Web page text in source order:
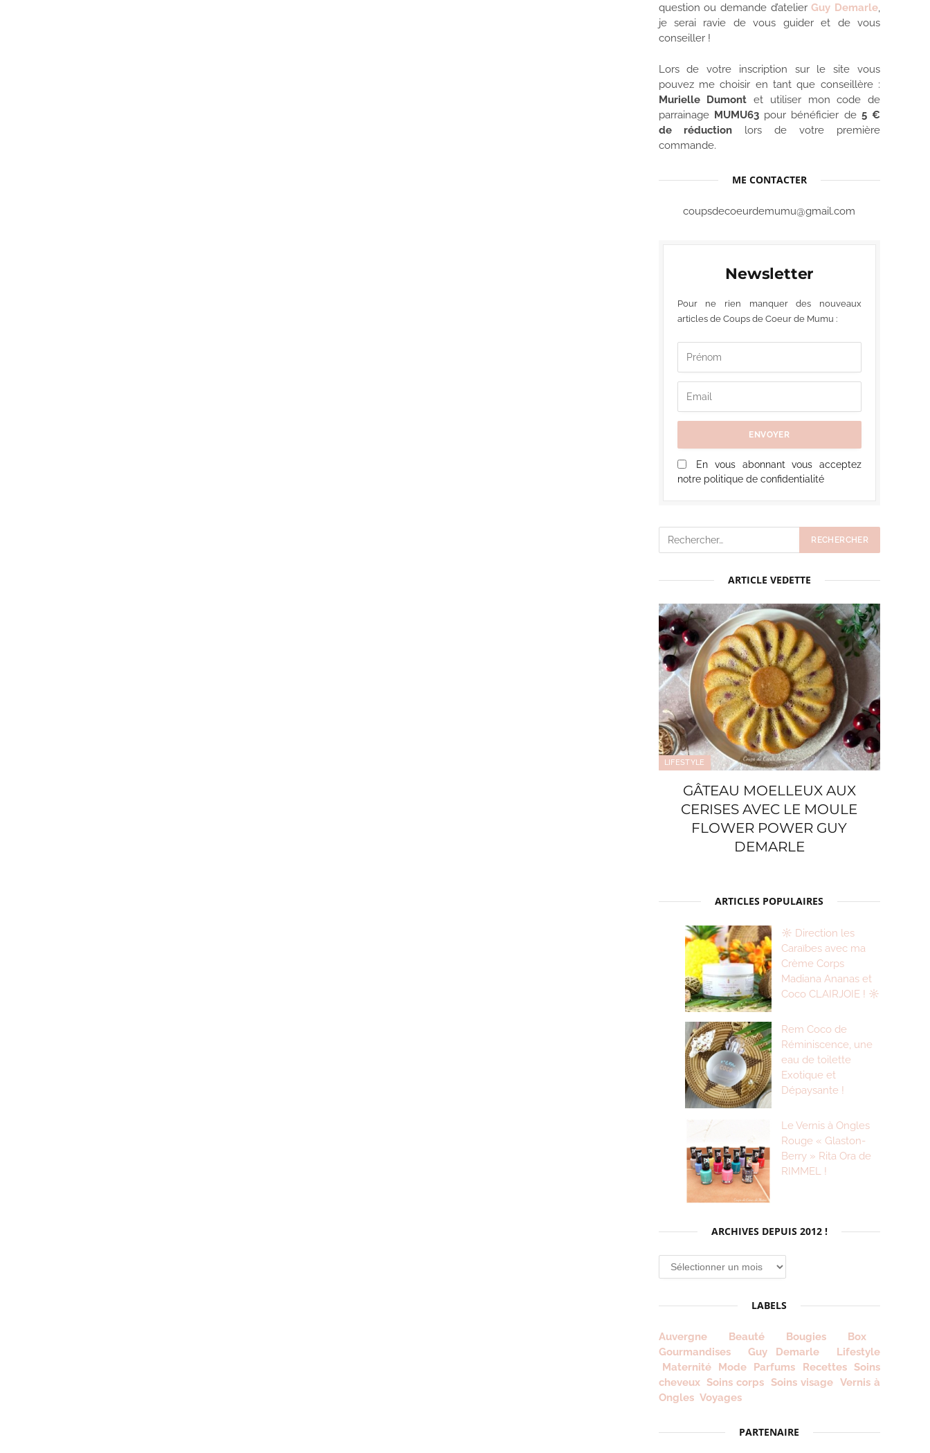
question ou demande d’atelierGuy Demarle,
je serai ravie de vous guider et de vous
conseiller !
Lors de votre inscription sur le site vous
pouvez me choisir en tant que conseillère :
Murielle Dumont et utiliser mon code de
parrainage MUMU63pour bénéficier de 5 €
de réduction lors de votre première
commande.
ME CONTACTER
coupsdecoeurdemumu@gmail.com
Newsletter
Pour ne rien manquer des nouveaux
articles de Coups de Coeur de Mumu :
En vous abonnant vous acceptez
notre politique de confidentialité
ARTICLE VEDETTE
LIFESTYLE
GÂTEAU MOELLEUX AUX
CERISES AVEC LE MOULE
FLOWER POWER GUY
DEMARLE
ARTICLES POPULAIRES
☼ Direction les
Caraïbes avec ma
Crème Corps
Madiana Ananas et
Coco CLAIRJOIE ! ☼
Rem Coco de
Réminiscence, une
eau de toilette
Exotique et
Dépaysante !
Le Vernis à Ongles
Rouge « Glaston-
Berry » Rita Ora de
RIMMEL !
ARCHIVES DEPUIS 2012 !
Archives
depuis
!
LABELS
Auvergne Beauté Bougies
Box
Gourmandises
Guy Demarle
Lifestyle
Maternité
Mode Parfums Recettes Soins
cheveux Soins corps Soins visage Vernis à
Ongles Voyages
PARTENAIRE